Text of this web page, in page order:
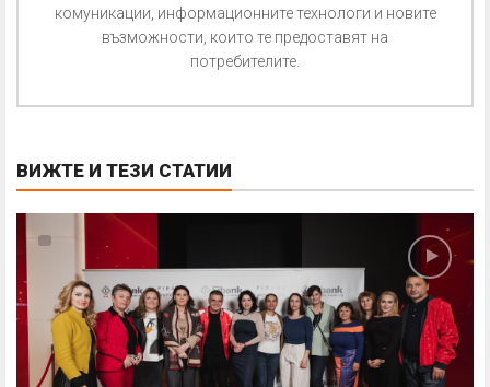
комуникации, информационните технологи и новите
възможности, които те предоставят на
потребителите.
ВИЖТЕ И ТЕЗИ СТАТИИ